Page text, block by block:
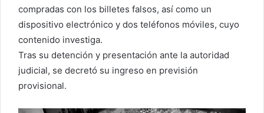
compradas con los billetes falsos, así como un
dispositivo electrónico y dos teléfonos móviles, cuyo
contenido investiga.
Tras su detención y presentación ante la autoridad
judicial, se decretó su ingreso en previsión
provisional.